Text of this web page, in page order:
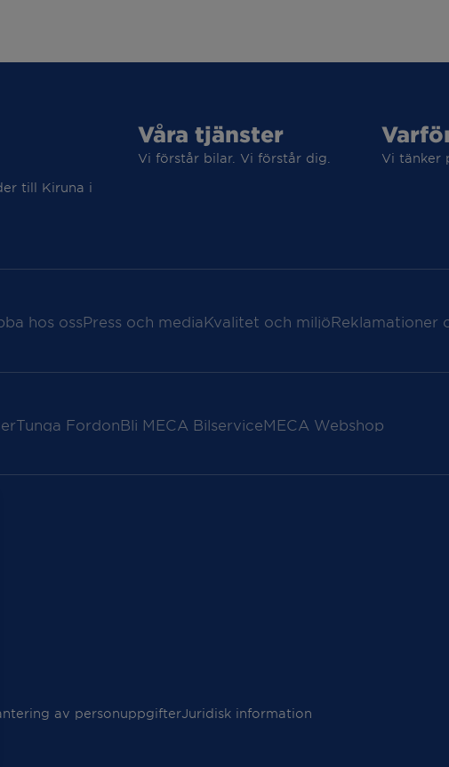
till Kiruna i
Våra tjänster
Vi förstår bilar. Vi förstår dig. Vi tänker
hos ossPress och mediaKvalitet och miljöReklamationer
Tunga FordonBli MECA BilserviceMECA Webshop
av personuppgifterJuridisk information